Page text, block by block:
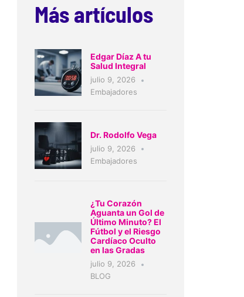
Más artículos
Edgar Díaz A tu
Salud Integral
julio 9, 2026
Embajadores
Dr. Rodolfo Vega
julio 9, 2026
Embajadores
¿Tu Corazón
Aguanta un Gol de
Último Minuto? El
Fútbol y el Riesgo
Cardíaco Oculto
en las Gradas
julio 9, 2026
BLOG